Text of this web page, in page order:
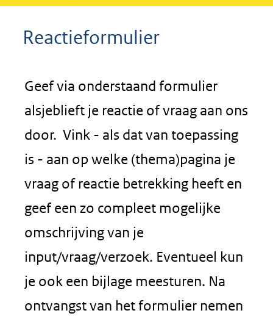
Reactieformulier
Geef via onderstaand formulier
alsjeblieft je reactie of vraag aan ons
door. Vink - als dat van toepassing
is - aan op welke (thema)pagina je
vraag of reactie betrekking heeft en
geef een zo compleet mogelijke
omschrijving van je
input/vraag/verzoek. Eventueel kun
je ook een bijlage meesturen. Na
ontvangst van het formulier nemen